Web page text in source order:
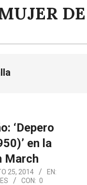
DE
‘Depero
en la
March
25, 2014
EN:
CON: 0